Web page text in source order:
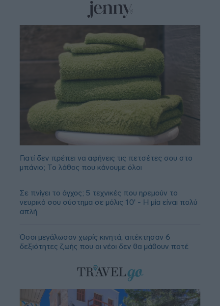
Γιατί δεν πρέπει να αφήνεις τις πετσέτες σου στο
μπάνιο; Το λάθος που κάνουμε όλοι
Σε πνίγει το άγχος; 5 τεχνικές που ηρεμούν το
νευρικό σου σύστημα σε μόλις 10' - Η μία είναι πολύ
απλή
Όσοι μεγάλωσαν χωρίς κινητά, απέκτησαν 6
δεξιότητες ζωής που οι νέοι δεν θα μάθουν ποτέ